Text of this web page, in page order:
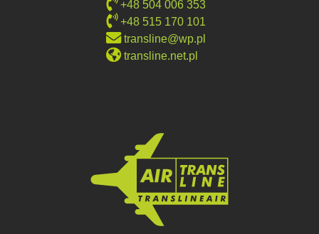
+48 504 006 353
+48 515 170 101
transline@wp.pl
transline.net.pl